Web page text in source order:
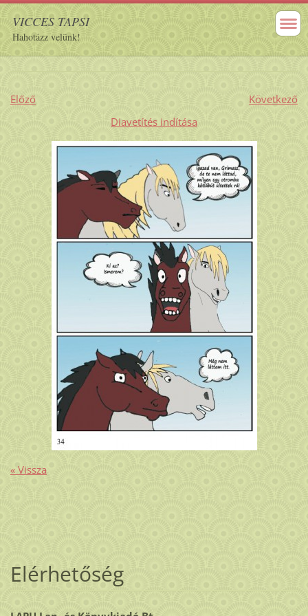
VICCES TAPSI
Hahotázz velünk!
Előző
Következő
Diavetítés indítása
« Vissza
Elérhetőség